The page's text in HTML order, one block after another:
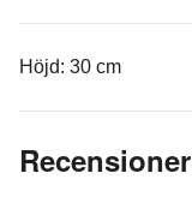
Höjd: 30 cm
Recensioner